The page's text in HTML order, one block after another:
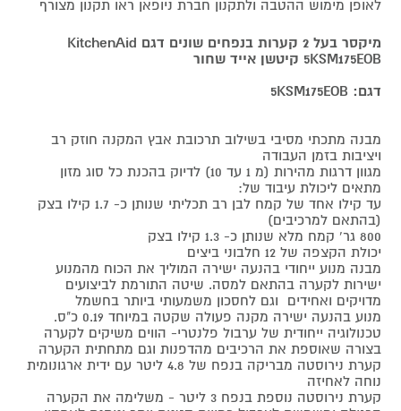
לאופן מימוש ההטבה ולתקנון חברת ניופאן ראו תקנון מצורף
מיקסר בעל 2 קערות בנפחים שונים דגם KitchenAid
5KSM175EOB קיטשן אייד שחור
דגם: 5KSM175EOB
מבנה מתכתי מסיבי בשילוב תרכובת אבץ המקנה חוזק רב
ויציבות בזמן העבודה
מגוון דרגות מהירות (מ 1 עד 10) לדיוק בהכנת כל סוג מזון
מתאים ליכולת עיבוד של:
עד קילו אחד של קמח לבן רב תכליתי שנותן כ- 1.7 קילו בצק
(בהתאם למרכיבים)
800 גר' קמח מלא שנותן כ- 1.3 קילו בצק
יכולת הקצפה של 12 חלבוני ביצים
מבנה מנוע ייחודי בהנעה ישירה המוליך את הכוח מהמנוע
ישירות לקערה בהתאם למסה. שיטה התורמת לביצועים
מדויקים ואחידים וגם לחסכון משמעותי ביותר בחשמל
מנוע בהנעה ישירה מקנה פעולה שקטה במיוחד 0.19 כ"ס.
טכנולוגיה ייחודית של ערבול פלנטרי- הווים משיקים לקערה
בצורה שאוספת את הרכיבים מהדפנות וגם מתחתית הקערה
קערת נירוסטה מבריקה בנפח של 4.8 ליטר עם ידית ארגונומית
נוחה לאחיזה
קערת נירוסטה נוספת בנפח 3 ליטר - משלימה את הקערה